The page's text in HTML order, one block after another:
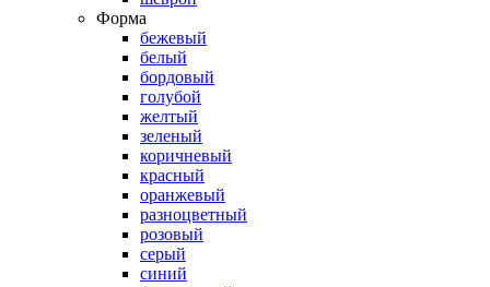
Форма
бежевый
белый
бордовый
голубой
желтый
зеленый
коричневый
красный
оранжевый
разноцветный
розовый
серый
синий